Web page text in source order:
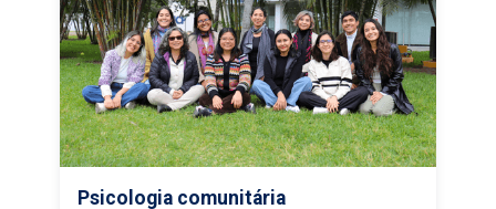
Psicologia comunitária